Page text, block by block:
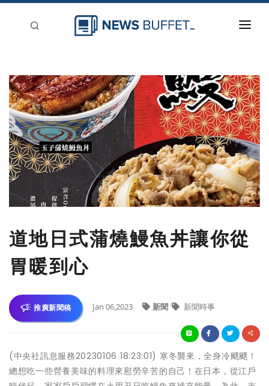
新聞稿分類
登入
刊登
道地日式蒲燒鰻魚丼讓你從
胃暖到心
推廣新聞稿 Jan 06,2023 新聞 新聞時事
(中央社訊息服務20230106 18:23:01) 寒冬襲來，全身冷颼颼！
總想吃一些營養美味的料理來慰勞辛苦的自己！在日本，從江戶